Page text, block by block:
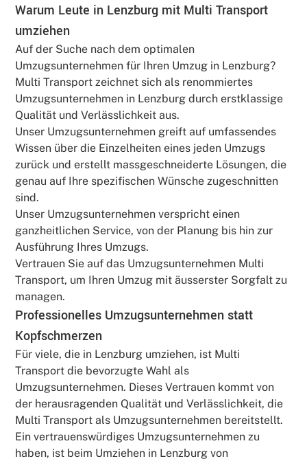
Warum Leute in Lenzburg mit Multi Transport
umziehen
Auf der Suche nach dem optimalen
Umzugsunternehmen für Ihren Umzug in Lenzburg?
Multi Transport zeichnet sich als renommiertes
Umzugsunternehmen in Lenzburg durch erstklassige
Qualität und Verlässlichkeit aus.
Unser Umzugsunternehmen greift auf umfassendes
Wissen über die Einzelheiten eines jeden Umzugs
zurück und erstellt massgeschneiderte Lösungen, die
genau auf Ihre spezifischen Wünsche zugeschnitten
sind.
Unser Umzugsunternehmen verspricht einen
ganzheitlichen Service, von der Planung bis hin zur
Ausführung Ihres Umzugs.
Vertrauen Sie auf das Umzugsunternehmen Multi
Transport, um Ihren Umzug mit äusserster Sorgfalt zu
managen.
Professionelles Umzugsunternehmen statt
Kopfschmerzen
Für viele, die in Lenzburg umziehen, ist Multi
Transport die bevorzugte Wahl als
Umzugsunternehmen. Dieses Vertrauen kommt von
der herausragenden Qualität und Verlässlichkeit, die
Multi Transport als Umzugsunternehmen bereitstellt.
Ein vertrauenswürdiges Umzugsunternehmen zu
haben, ist beim Umziehen in Lenzburg von